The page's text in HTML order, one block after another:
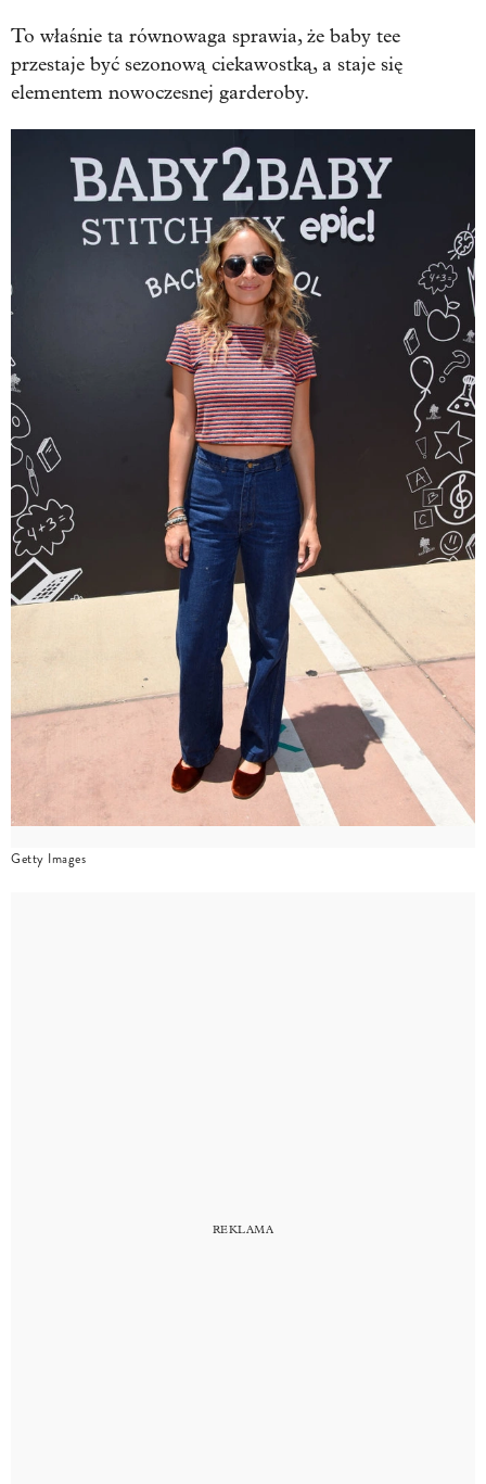
To właśnie ta równowaga sprawia, że baby tee
przestaje być sezonową ciekawostką, a staje się
elementem nowoczesnej garderoby.
Getty Images